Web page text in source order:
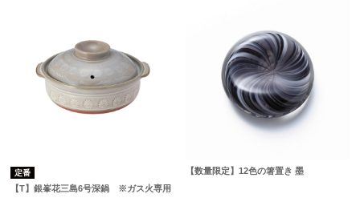
定番
【T】銀峯花三島6号深鍋 ※ガス火専用
【数量限定】12色の箸置き 墨